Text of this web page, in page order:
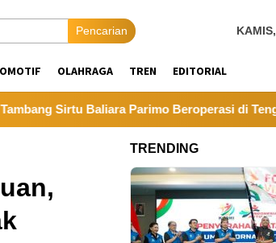
Pencarian
OLAHRAGA TREN EDITORIAL
Sirtu Baliara Parimo Beroperasi di Tengah
TRENDING